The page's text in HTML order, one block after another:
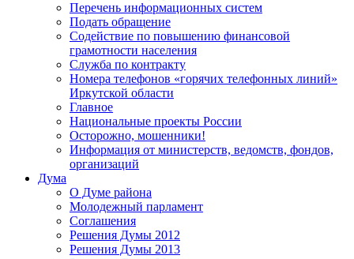
Перечень информационных систем
Подать обращение
Содействие по повышению финансовой
грамотности населения
Служба по контракту
Номера телефонов «горячих телефонных линий»
Иркутской области
Главное
Национальные проекты России
Осторожно, мошенники!
Информация от министерств, ведомств, фондов,
организаций
Дума
О Думе района
Молодежный парламент
Соглашения
Решения Думы 2012
Решения Думы 2013